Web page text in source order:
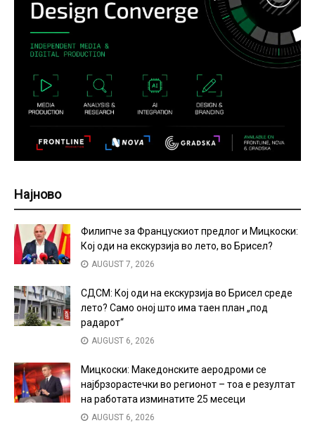
Најново
Филипче за Францускиот предлог и Мицкоски:
Кој оди на екскурзија во лето, во Брисел?
AUGUST 7, 2026
СДСМ: Кој оди на екскурзија во Брисел среде
лето? Само оној што има таен план „под
радарот“
AUGUST 6, 2026
Мицкоски: Македонските аеродроми се
најбрзорастечки во регионот – тоа е резултат
на работата изминатите 25 месеци
AUGUST 6, 2026